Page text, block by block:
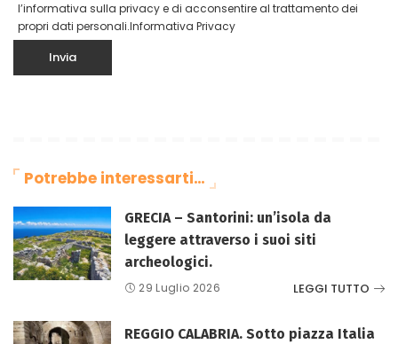
l’informativa sulla privacy e di acconsentire al trattamento dei
propri dati personali.Informativa Privacy
Potrebbe interessarti…
GRECIA – Santorini: un’isola da
leggere attraverso i suoi siti
archeologici.
29 Luglio 2026 LEGGI TUTTO
REGGIO CALABRIA. Sotto piazza Italia